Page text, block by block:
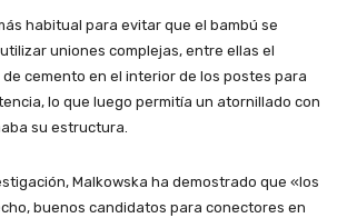
habitual para evitar que el bambú se
uniones complejas, entre ellas el
cemento en el interior de los postes para
lo que luego permitía un atornillado con
su estructura.
Malkowska ha demostrado que «los
buenos candidatos para conectores en